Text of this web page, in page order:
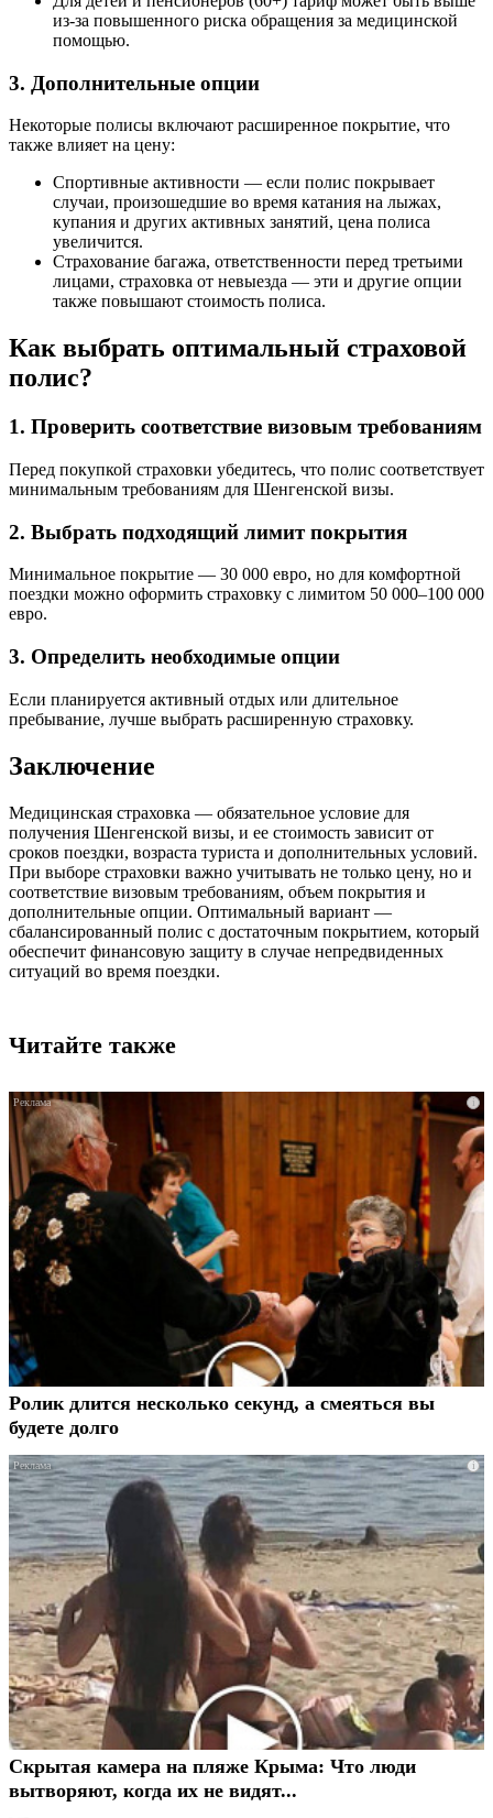
из-за повышенного риска обращения за медицинской
помощью.
3. Дополнительные опции
Некоторые полисы включают расширенное покрытие, что
также влияет на цену:
Спортивные активности — если полис покрывает
случаи, произошедшие во время катания на лыжах,
купания и других активных занятий, цена полиса
увеличится.
Страхование багажа, ответственности перед третьими
лицами, страховка от невыезда — эти и другие опции
также повышают стоимость полиса.
Как выбрать оптимальный страховой
полис?
1. Проверить соответствие визовым требованиям
Перед покупкой страховки убедитесь, что полис соответствует
минимальным требованиям для Шенгенской визы.
2. Выбрать подходящий лимит покрытия
Минимальное покрытие — 30 000 евро, но для комфортной
поездки можно оформить страховку с лимитом 50 000–100 000
евро.
3. Определить необходимые опции
Если планируется активный отдых или длительное
пребывание, лучше выбрать расширенную страховку.
Заключение
Медицинская страховка — обязательное условие для
получения Шенгенской визы, и ее стоимость зависит от
сроков поездки, возраста туриста и дополнительных условий.
При выборе страховки важно учитывать не только цену, но и
соответствие визовым требованиям, объем покрытия и
дополнительные опции. Оптимальный вариант —
сбалансированный полис с достаточным покрытием, который
обеспечит финансовую защиту в случае непредвиденных
ситуаций во время поездки.
Читайте также
i
Ролик длится несколько секунд, а смеяться вы
будете долго
i
Скрытая камера на пляже Крыма: Что люди
вытворяют, когда их не видят...